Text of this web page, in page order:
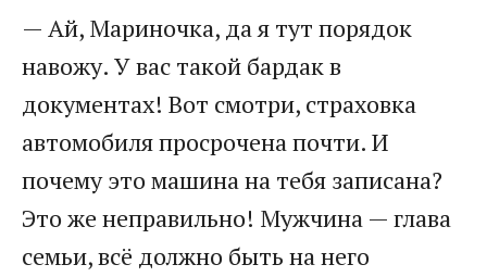
— Ай, Мариночка, да я тут порядок
навожу. У вас такой бардак в
документах! Вот смотри, страховка
автомобиля просрочена почти. И
почему это машина на тебя записана?
Это же неправильно! Мужчина — глава
семьи, всё должно быть на него